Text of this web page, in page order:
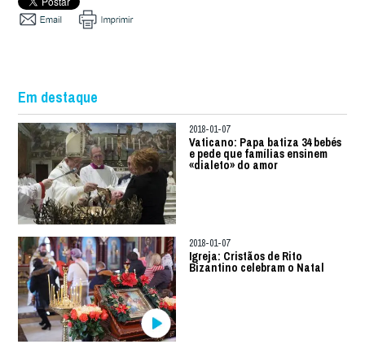
Em destaque
2018-01-07
Vaticano: Papa batiza 34 bebés
e pede que famílias ensinem
«dialeto» do amor
2018-01-07
Igreja: Cristãos de Rito
Bizantino celebram o Natal